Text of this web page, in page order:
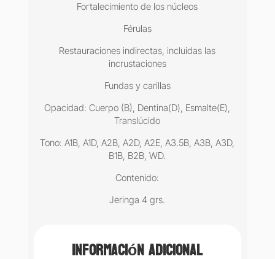
Fortalecimiento de los núcleos
Férulas
Restauraciones indirectas, incluidas las
incrustaciones
Fundas y carillas
Opacidad: Cuerpo (B), Dentina(D), Esmalte(E),
Translúcido
Tono: A1B, A1D, A2B, A2D, A2E, A3.5B, A3B, A3D,
B1B, B2B, WD.
Contenido:
Jeringa 4 grs.
Información adicional